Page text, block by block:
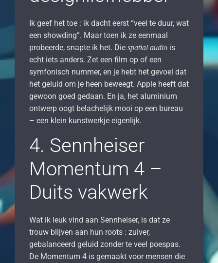
Ik geef het toe : ik dacht eerst “veel te duur, wat
een showding”. Maar toen ik ze eenmaal
probeerde, snapte ik het. Die spatial audio is
echt iets anders. Zet een film op of een
symfonisch nummer, en je hebt het gevoel dat
het geluid om je heen beweegt. Apple heeft dat
gewoon goed gedaan. En ja, het aluminium
ontwerp oogt belachelijk mooi op een bureau
– een klein kunstwerkje eigenlijk.
4. Sennheiser
Momentum 4 –
Duits vakwerk
Wat ik leuk vind aan Sennheiser, is dat ze
trouw blijven aan hun roots : zuiver,
gebalanceerd geluid zonder te veel poespas.
De Momentum 4 is gemaakt voor mensen die